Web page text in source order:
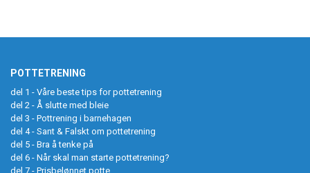
POTTETRENING
del 1 - Våre beste tips for potte­trening
del 2 - Å slutte med bleie
del 3 - Pottrening i barnehagen
del 4 - Sant & Falskt om pottetrening
del 5 - Bra å tenke på
del 6 - Når skal man starte pottetrening?
del 7 - Prisbelønnet potte